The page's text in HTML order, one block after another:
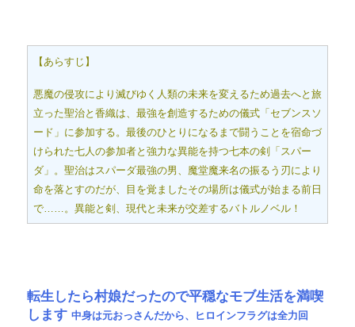
【あらすじ】
悪魔の侵攻により滅びゆく人類の未来を変えるため過去へと旅
立った聖治と香織は、最強を創造するための儀式「セブンスソ
ード」に参加する。最後のひとりになるまで闘うことを宿命づ
けられた七人の参加者と強力な異能を持つ七本の剣「スパー
ダ」。聖治はスパーダ最強の男、魔堂魔来名の振るう刃により
命を落とすのだが、目を覚ましたその場所は儀式が始まる前日
で……。異能と剣、現代と未来が交差するバトルノベル！
転生したら村娘だったので平穏なモブ生活を満喫
します 中身は元おっさんだから、ヒロインフラグは全力回